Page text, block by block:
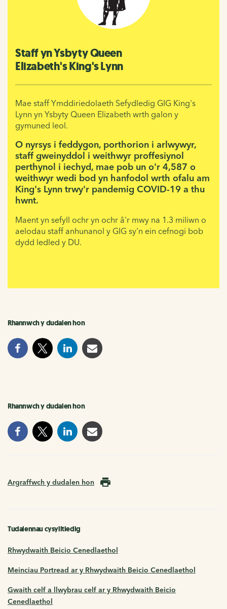
Staff yn Ysbyty Queen
Elizabeth's King's Lynn
Mae staff Ymddiriedolaeth Sefydledig GIG King's
Lynn yn Ysbyty Queen Elizabeth wrth galon y
gymuned leol.
O nyrsys i feddygon, porthorion i arlwywyr,
staff gweinyddol i weithwyr proffesiynol
perthynol i iechyd, mae pob un o'r 4,587 o
weithwyr wedi bod yn hanfodol wrth ofalu am
King's Lynn trwy'r pandemig COVID-19 a thu
hwnt.
Maent yn sefyll ochr yn ochr â'r mwy na 1.3 miliwn o
aelodau staff anhunanol y GIG sy'n ein cefnogi bob
dydd ledled y DU.
Rhannwch y dudalen hon
Rhannwch y dudalen hon
Argraffwch y dudalen hon
Tudalennau cysylltiedig
Rhwydwaith Beicio Cenedlaethol
Meinciau Portread ar y Rhwydwaith Beicio Cenedlaethol
Gwaith celf a llwybrau celf ar y Rhwydwaith Beicio
Cenedlaethol